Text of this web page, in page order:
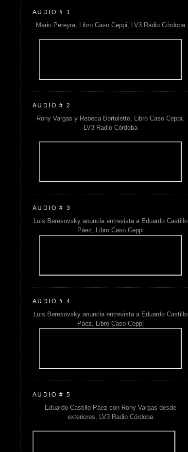
AUDIO # 1
Mario Pereyra, Libro Caso Ceppi, LV3 Radio Córdoba
AUDIO # 2
Rony Vargas y Rebeca Bortoletto, Libro Caso Ceppi,
LV3 Radio Córdoba
AUDIO # 3
Luis Beresovsky anuncia entrevista a Eduardo Castillo
Páez, Libro Caso Ceppi
AUDIO # 4
Luis Beresovsky anuncia entrevista a Eduardo Castillo
Páez, Libro Caso Ceppi
AUDIO # 5
Eduardo Castillo Páez con Rony Vargas desde
exteriores, LV3 Radio Córdoba